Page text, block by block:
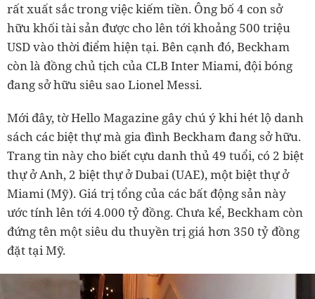
rất xuất sắc trong việc kiếm tiền. Ông bố 4 con sở
hữu khối tài sản được cho lên tới khoảng 500 triệu
USD vào thời điểm hiện tại. Bên cạnh đó, Beckham
còn là đồng chủ tịch của CLB Inter Miami, đội bóng
đang sở hữu siêu sao Lionel Messi.
Mới đây, tờ Hello Magazine gây chú ý khi hét lộ danh
sách các biệt thự mà gia đình Beckham đang sở hữu.
Trang tin này cho biết cựu danh thủ 49 tuổi, có 2 biệt
thự ở Anh, 2 biệt thự ở Dubai (UAE), một biệt thự ở
Miami (Mỹ). Giá trị tổng của các bất động sản này
ước tính lên tới 4.000 tỷ đồng. Chưa kể, Beckham còn
đứng tên một siêu du thuyền trị giá hơn 350 tỷ đồng
đặt tại Mỹ.